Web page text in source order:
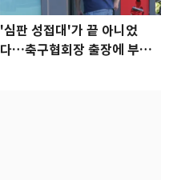
'심판 성접대'가 끝 아니었
다…축구협회장 출장에 부인